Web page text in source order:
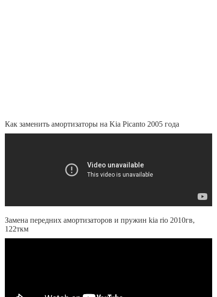
Как заменить амортизаторы на Kia Picanto 2005 года
Замена передних амортизаторов и пружин kia rio 2010гв,
122ткм